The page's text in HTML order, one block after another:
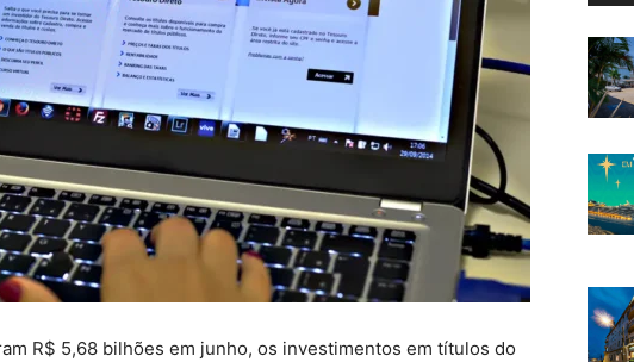
R$ 5,68 bilhões em junho, os investimentos em títulos do